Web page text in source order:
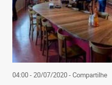
04:00 - 20/07/2020- Compartilhe